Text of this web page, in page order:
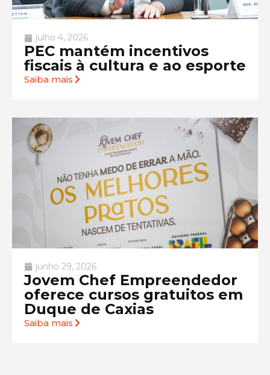
julho 4, 2026
PEC mantém incentivos
fiscais à cultura e ao esporte
Saiba mais
junho 29, 2026
Jovem Chef Empreendedor
oferece cursos gratuitos em
Duque de Caxias
Saiba mais